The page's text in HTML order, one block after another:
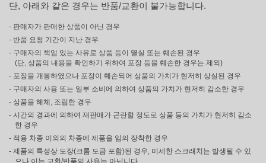
단, 아래와 같은 경우는 반품/교환이 불가능합니다.
- 판매자가 판매한 상품이 아닌 경우
- 반품 요청 기간이 지난 경우
- 구매자의 책임 있는 사유로 상품 등이 멸실 또는 훼손된 경우
(단, 상품의 내용을 확인하기 위하여 포장 등을 훼손한 경우는 제외)
- 포장을 개봉하였으나 포장이 훼손되어 상품의 가치가 현저히 상실된 경우
- 구매자의 사용 또는 일부 소비에 의하여 상품의 가치가 현저히 감소한 경우
- 상품을 해체, 조립한 경우
- 시간의 경과에 의하여 재판매가 곤란할 정도로 상품 등의 가치가 현저히 감소
한 경우
- 적용 차종 이외의 차종에 제품을 임의 장착한 경우
- 제품의 특성상 도장(크롬 도금 포함)된 경우, 미세한 스크래치는 발생될 수 있